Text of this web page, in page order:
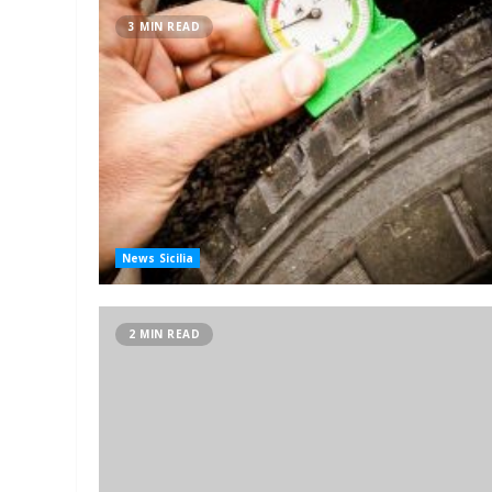
3 MIN READ
News Sicilia
2 MIN READ